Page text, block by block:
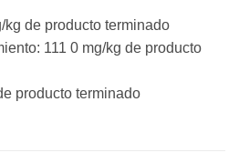
de producto terminado
111 0 mg/kg de producto
producto terminado